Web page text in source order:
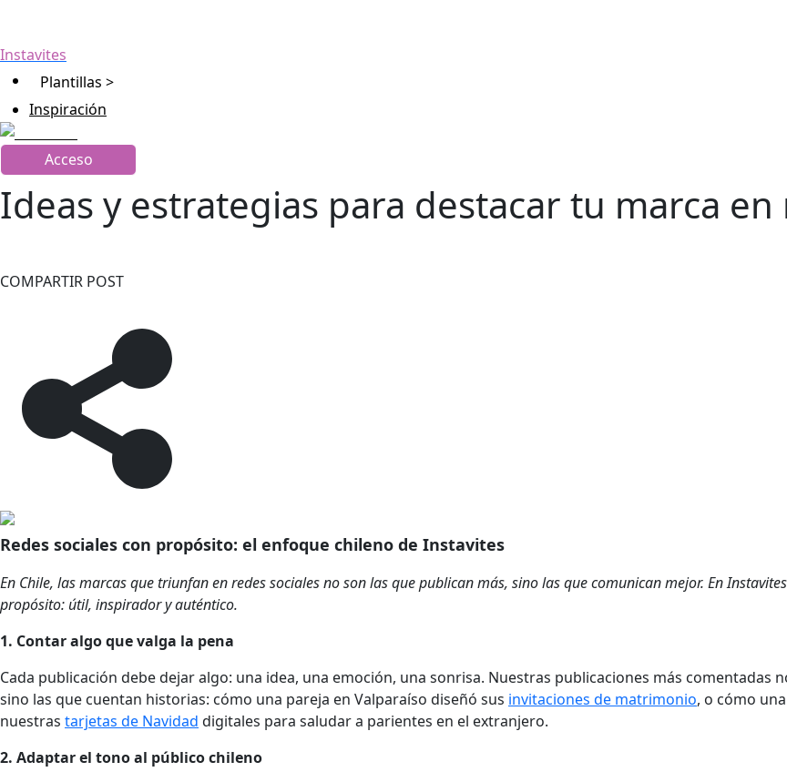
Instavites
Plantillas >
Inspiración
Acceso
Ideas y estrategias para destacar tu marca en
COMPARTIR POST
Redes sociales con propósito: el enfoque chileno de Instavites
En Chile, las marcas que triunfan en redes sociales no son las que publican más, sino las que comunican mejor. En
propósito: útil, inspirador y auténtico.
1. Contar algo que valga la pena
Cada publicación debe dejar algo: una idea, una emoción, una sonrisa. Nuestras publicaciones más comentadas
sino las que cuentan historias: cómo una pareja en Valparaíso diseñó sus invitaciones de matrimonio, o cómo
nuestras tarjetas de Navidad digitales para saludar a parientes en el extranjero.
2. Adaptar el tono al público chileno